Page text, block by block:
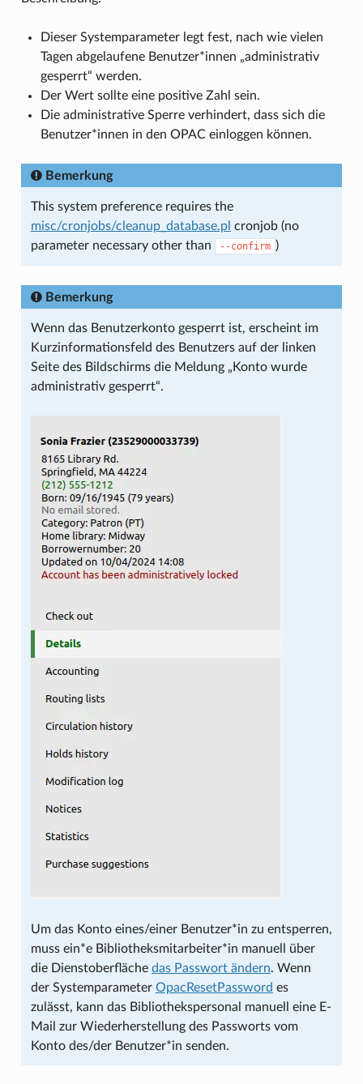
Dieser Systemparameter legt fest, nach wie vielen
Tagen abgelaufene Benutzer*innen „administrativ
gesperrt“ werden.
Der Wert sollte eine positive Zahl sein.
Die administrative Sperre verhindert, dass sich die
Benutzer*innen in den OPAC einloggen können.
Bemerkung
This system preference requires the
misc/cronjobs/cleanup_database.pl cronjob (no
parameter necessary other than
--confirm )
Bemerkung
Wenn das Benutzerkonto gesperrt ist, erscheint im
Kurzinformationsfeld des Benutzers auf der linken
Seite des Bildschirms die Meldung „Konto wurde
administrativ gesperrt“.
Um das Konto eines/einer Benutzer*in zu entsperren,
muss ein*e Bibliotheksmitarbeiter*in manuell über
die Dienstoberfläche das Passwort ändern. Wenn
der Systemparameter OpacResetPassword es
zulässt, kann das Bibliothekspersonal manuell eine E-
Mail zur Wiederherstellung des Passworts vom
Konto des/der Benutzer*in senden.